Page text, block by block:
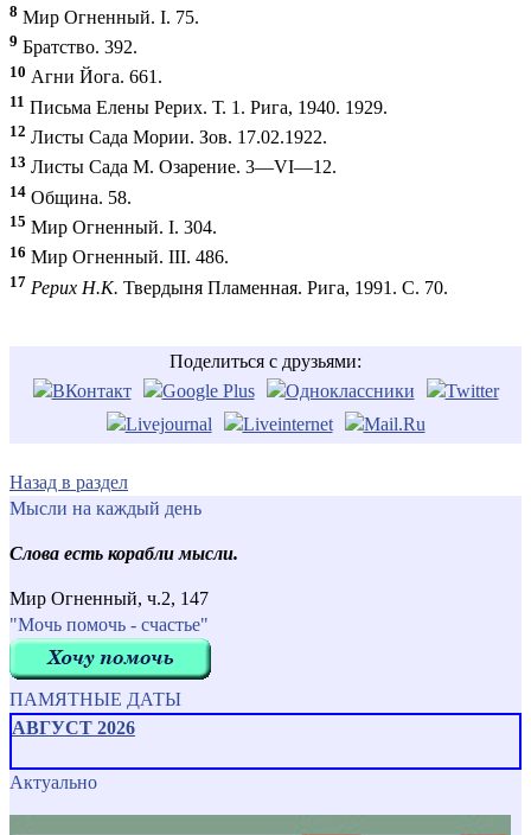
8 Мир Огненный. I. 75.
9 Братство. 392.
10 Агни Йога. 661.
11 Письма Елены Рерих. Т. 1. Рига, 1940. 1929.
12 Листы Сада Мории. Зов. 17.02.1922.
13 Листы Сада М. Озарение. 3—VI—12.
14 Община. 58.
15 Мир Огненный. I. 304.
16 Мир Огненный. III. 486.
17 Рерих Н.К. Твердыня Пламенная. Рига, 1991. С. 70.
Поделиться с друзьями:
Назад в раздел
Мысли на каждый день
Слова есть корабли мысли.
Мир Огненный, ч.2, 147
"Мочь помочь - счастье"
ПАМЯТНЫЕ ДАТЫ
АВГУСТ 2026
Актуально